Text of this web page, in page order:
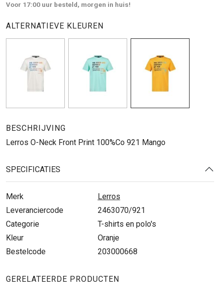
Voor 17:00 uur besteld, morgen in huis!
ALTERNATIEVE KLEUREN
BESCHRIJVING
Lerros O-Neck Front Print 100%Co 921 Mango
SPECIFICATIES
Merk
Lerros
Leveranciercode
2463070/921
Categorie
T-shirts en polo's
Kleur
Oranje
Bestelcode
203000668
GERELATEERDE PRODUCTEN